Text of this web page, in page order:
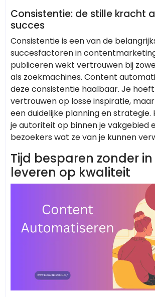
Consistentie: de stille kracht
succes
Consistentie is een van de
succesfactoren in
publiceren wekt vertrouwen bij
als zoekmachines. Content
deze consistentie haalbaar. Je
vertrouwen op losse inspiratie,
een duidelijke planning en strategie.
je autoriteit op binnen je vakgebied
bezoekers wat ze van je kunnen
Tijd besparen zonder
leveren op kwaliteit